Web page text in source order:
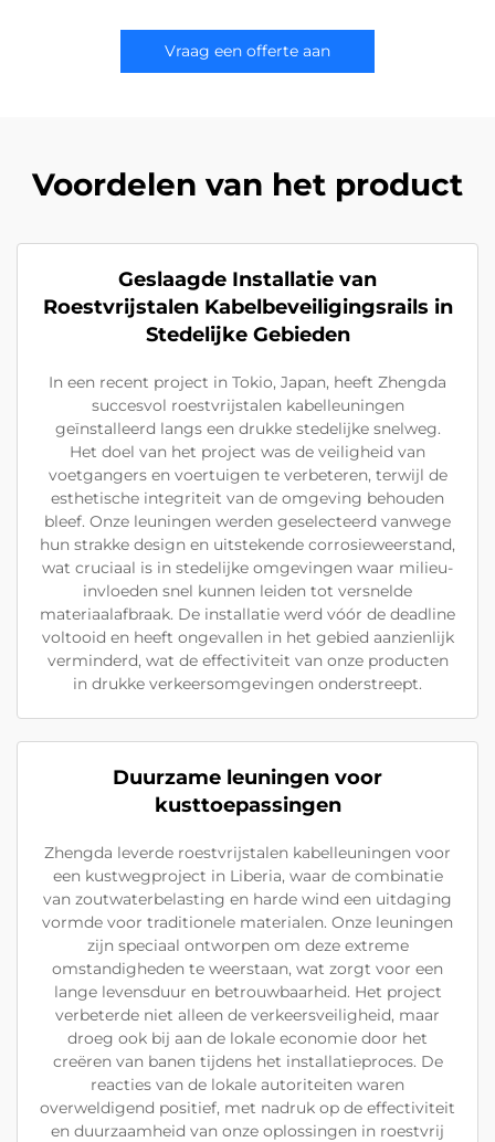
Vraag een offerte aan
Voordelen van het product
Geslaagde Installatie van
Roestvrijstalen Kabelbeveiligingsrails in
Stedelijke Gebieden
In een recent project in Tokio, Japan, heeft Zhengda
succesvol roestvrijstalen kabelleuningen
geïnstalleerd langs een drukke stedelijke snelweg.
Het doel van het project was de veiligheid van
voetgangers en voertuigen te verbeteren, terwijl de
esthetische integriteit van de omgeving behouden
bleef. Onze leuningen werden geselecteerd vanwege
hun strakke design en uitstekende corrosieweerstand,
wat cruciaal is in stedelijke omgevingen waar milieu-
invloeden snel kunnen leiden tot versnelde
materiaalafbraak. De installatie werd vóór de deadline
voltooid en heeft ongevallen in het gebied aanzienlijk
verminderd, wat de effectiviteit van onze producten
in drukke verkeersomgevingen onderstreept.
Duurzame leuningen voor
kusttoepassingen
Zhengda leverde roestvrijstalen kabelleuningen voor
een kustwegproject in Liberia, waar de combinatie
van zoutwaterbelasting en harde wind een uitdaging
vormde voor traditionele materialen. Onze leuningen
zijn speciaal ontworpen om deze extreme
omstandigheden te weerstaan, wat zorgt voor een
lange levensduur en betrouwbaarheid. Het project
verbeterde niet alleen de verkeersveiligheid, maar
droeg ook bij aan de lokale economie door het
creëren van banen tijdens het installatieproces. De
reacties van de lokale autoriteiten waren
overweldigend positief, met nadruk op de effectiviteit
en duurzaamheid van onze oplossingen in roestvrij